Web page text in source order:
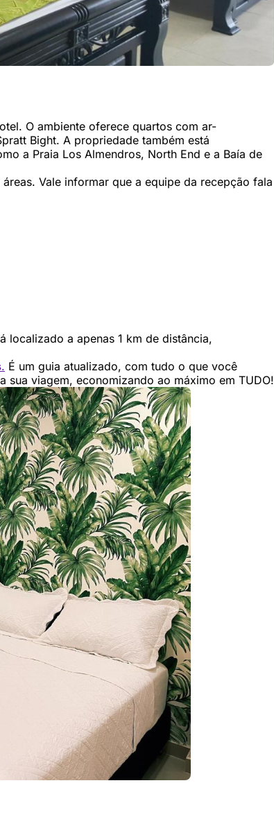
O ambiente oferece quartos com ar-
Bight. A propriedade também está
a Praia Los Almendros, North End e a Baía de
Vale informar que a equipe da recepção fala
localizado a apenas 1 km de distância,
. É um guia atualizado, com tudo o que você
sua viagem, economizando ao máximo em TUDO!